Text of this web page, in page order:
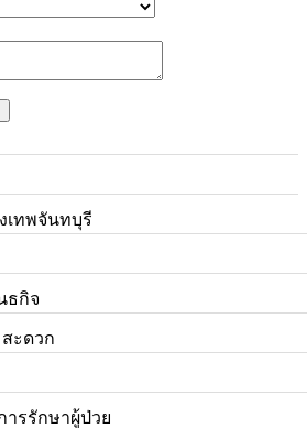
เทพจันทบุรี
ธกิจ
ะดวก
ารรักษาผู้ป่วย